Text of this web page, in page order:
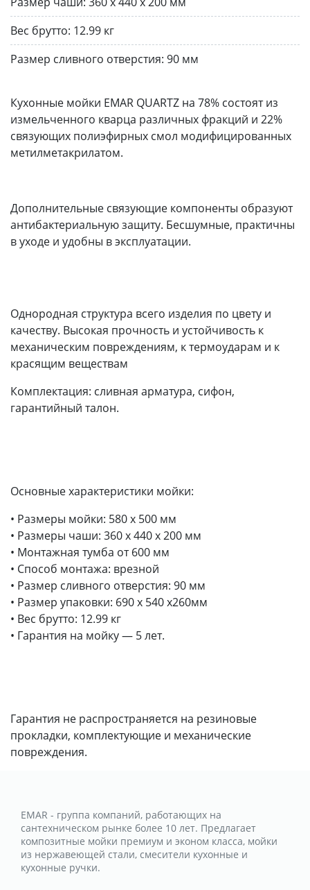
Вес брутто: 12.99 кг
Размер сливного отверстия: 90 мм
Кухонные мойки EMAR QUARTZ на 78% состоят из
измельченного кварца различных фракций и 22%
связующих полиэфирных смол модифицированных
метилметакрилатом.
Дополнительные связующие компоненты образуют
антибактериальную защиту. Бесшумные, практичны
в уходе и удобны в эксплуатации.
Однородная структура всего изделия по цвету и
качеству. Высокая прочность и устойчивость к
механическим повреждениям, к термоударам и к
красящим веществам
Комплектация: сливная арматура, сифон,
гарантийный талон.
Основные характеристики мойки:
• Размеры мойки: 580 x 500 мм
• Размеры чаши: 360 x 440 х 200 мм
• Монтажная тумба от 600 мм
• Способ монтажа: врезной
• Размер сливного отверстия: 90 мм
• Размер упаковки: 690 х 540 х260мм
• Вес брутто: 12.99 кг
• Гарантия на мойку — 5 лет.
Гарантия не распространяется на резиновые
прокладки, комплектующие и механические
повреждения.
EMAR - группа компаний, работающих на
сантехническом рынке более 10 лет. Предлагает
композитные мойки премиум и эконом класса, мойки
из нержавеющей стали, смесители кухонные и
кухонные ручки.